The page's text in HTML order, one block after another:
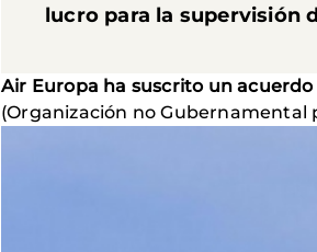
lucro para la supervisión
Air Europa ha suscrito un
(Organización no Gubernamental